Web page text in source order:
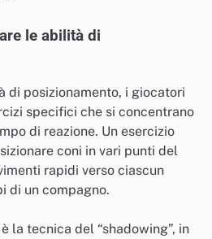
le abilità di
di posizionamento, i giocatori
specifici che si concentrano
di reazione. Un esercizio
coni in vari punti del
rapidi verso ciascun
di un compagno.
la tecnica del “shadowing”, in